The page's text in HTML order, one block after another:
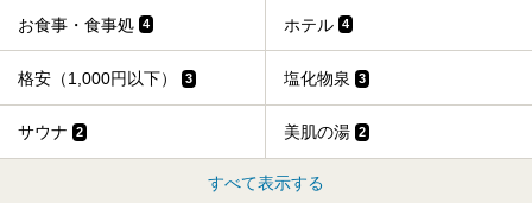
お食事・食事処 4 ホテル 4
格安（1,000円以下） 3 塩化物泉 3
サウナ 2 美肌の湯 2
すべて表示する